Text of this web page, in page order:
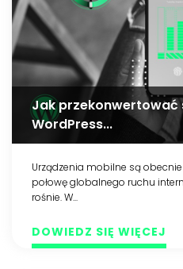
Jak przekonwertować
WordPress...
Urządzenia mobilne są
połowę globalnego ruchu
rośnie. W...
DOWIEDZ SIĘ WIĘCEJ